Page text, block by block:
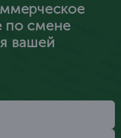
по смене
вашей